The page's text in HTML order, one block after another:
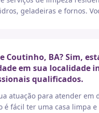
geladeiras e fornos.
Coutinho, BA? Sim,
em sua localidade
qualificados.
atuação para atender
é fácil ter uma casa limpa